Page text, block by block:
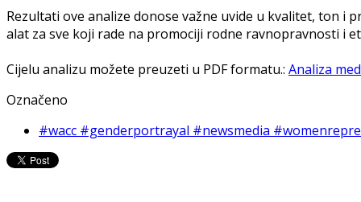
Rezultati ove analize donose važne uvide u kvalitet, ton
alat za sve koji rade na promociji rodne ravnopravnosti i
Cijelu analizu možete preuzeti u PDF formatu.: Analiza
Označeno
#wacc #genderportrayal #newsmedia